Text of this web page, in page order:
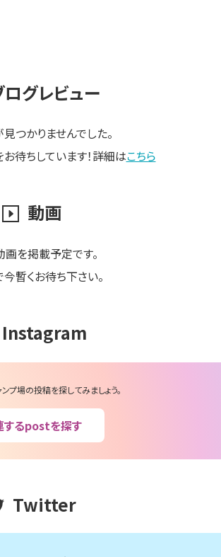
ログレビュー
つかりませんでした。
待ちしています！詳細はこちら
動画
を掲載予定です。
暫くお待ち下さい。
Instagram
プ場の投稿を探してみましょう。
するpostを探す
Twitter